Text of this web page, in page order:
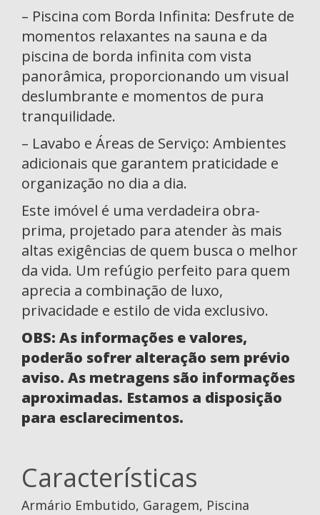
– Piscina com Borda Infinita: Desfrute de
momentos relaxantes na sauna e da
piscina de borda infinita com vista
panorâmica, proporcionando um visual
deslumbrante e momentos de pura
tranquilidade.
– Lavabo e Áreas de Serviço: Ambientes
adicionais que garantem praticidade e
organização no dia a dia.
Este imóvel é uma verdadeira obra-
prima, projetado para atender às mais
altas exigências de quem busca o melhor
da vida. Um refúgio perfeito para quem
aprecia a combinação de luxo,
privacidade e estilo de vida exclusivo.
OBS: As informações e valores,
poderão sofrer alteração sem prévio
aviso. As metragens são informações
aproximadas. Estamos a disposição
para esclarecimentos.
Características
Armário Embutido, Garagem, Piscina